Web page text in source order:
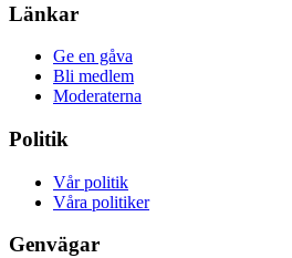
Länkar
Ge en gåva
Bli medlem
Moderaterna
Politik
Vår politik
Våra politiker
Genvägar